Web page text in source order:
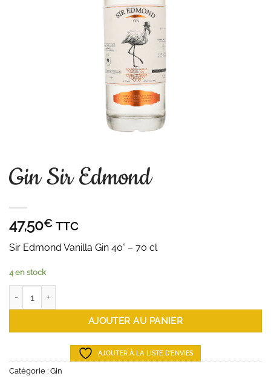
Gin Sir Edmond
47,50€ TTC
Sir Edmond Vanilla Gin 40° – 70 cl
4 en stock
AJOUTER AU PANIER
AJOUTER À LA LISTE D'ENVIES
Catégorie : Gin